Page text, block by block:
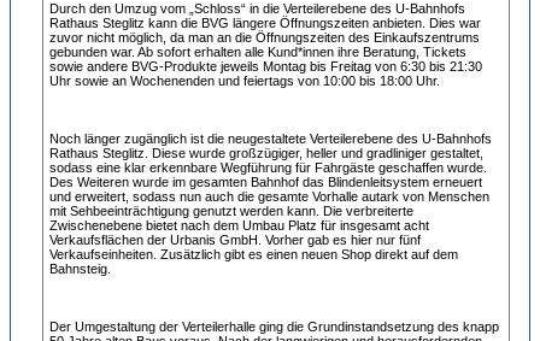
Durch den Umzug vom „Schloss“ in die Verteilerebene des U-Bahnhofs
Rathaus Steglitz kann die BVG längere Öffnungszeiten anbieten. Dies war
zuvor nicht möglich, da man an die Öffnungszeiten des Einkaufszentrums
gebunden war. Ab sofort erhalten alle Kund*innen ihre Beratung, Tickets
sowie andere BVG-Produkte jeweils Montag bis Freitag von 6:30 bis 21:30
Uhr sowie an Wochenenden und feiertags von 10:00 bis 18:00 Uhr.
Noch länger zugänglich ist die neugestaltete Verteilerebene des U-Bahnhofs
Rathaus Steglitz. Diese wurde großzügiger, heller und gradliniger gestaltet,
sodass eine klar erkennbare Wegführung für Fahrgäste geschaffen wurde.
Des Weiteren wurde im gesamten Bahnhof das Blindenleitsystem erneuert
und erweitert, sodass nun auch die gesamte Vorhalle autark von Menschen
mit Sehbeeinträchtigung genutzt werden kann. Die verbreiterte
Zwischenebene bietet nach dem Umbau Platz für insgesamt acht
Verkaufsflächen der Urbanis GmbH. Vorher gab es hier nur fünf
Verkaufseinheiten. Zusätzlich gibt es einen neuen Shop direkt auf dem
Bahnsteig.
Der Umgestaltung der Verteilerhalle ging die Grundinstandsetzung des knapp